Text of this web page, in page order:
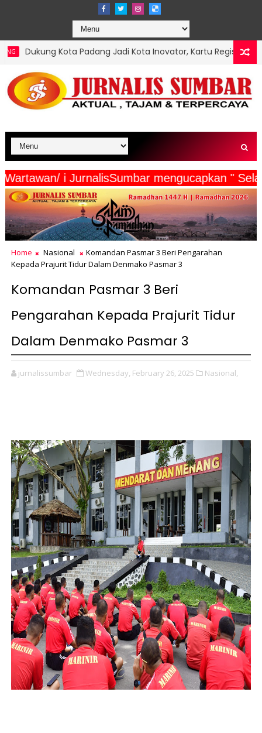
Jadi Kota Inovator, Kartu Registrasi Kesenian Raih Juara
Wartawan/ i JurnalisSumbar
Home Nasional
Komandan Pasmar 3 Beri Pengarahan
Kepada Prajurit Tidur Dalam Denmako Pasmar 3
Komandan Pasmar 3 Beri
Pengarahan Kepada Prajurit Tidur
Dalam Denmako Pasmar 3
jurnalissumbar Wednesday, February 26, 2025 Nasional,